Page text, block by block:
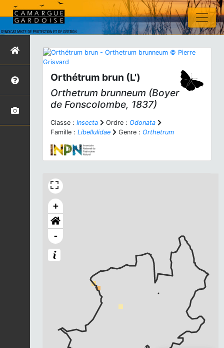
Orthétrum brun (L')
Orthetrum brunneum (Boyer
de Fonscolombe, 1837)
Classe : Insecta Ordre : Odonata
Famille : Libellulidae Genre : Orthetrum
+
-